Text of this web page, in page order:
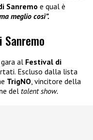
Sanremo e qual è
meglio così”.
Sanremo
al Festival di
Escluso dalla lista
TrigNO , vincitore della
del talent show.